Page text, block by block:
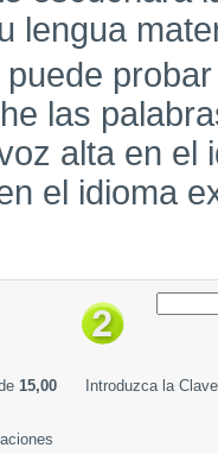
lengua
las
alta en el
el idioma
15,00
Introduzca la